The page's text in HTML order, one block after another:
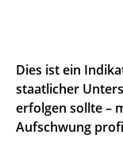
Dies ist ein
staatlicher
erfolgen sollte –
Aufschwung